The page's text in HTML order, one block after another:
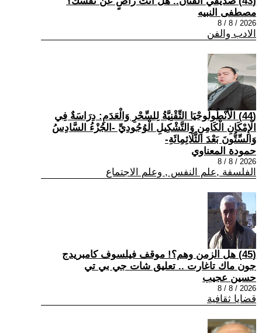
مصطفى النبيه
2026 / 8 / 8
الادب والفن
(44) الْأَنْطُولُوجْيَا التِّقْنِيَّةُ لِلسِّحْرِ وَالْعَدَمِ: دِرَاسَةٌ فِي
الْإِمْكَانِ الْكَامِنِ وَالتَّشْكِيلِ الْوُجُودِيِّ -الجُزْءُ السَّادِسُ
وَالسِّتُّونَ بَعْدَ الثَّلَاثِمِائَةِ-
حمودة المعناوي
2026 / 8 / 8
الفلسفة ,علم النفس , وعلم الاجتماع
(45) هل الزمن وهم؟! موقف فيلسوف كامبريدج
جون ماك تاغارت .. تعليق شات جي بي تي
حسين عجيب
2026 / 8 / 8
قضايا ثقافية